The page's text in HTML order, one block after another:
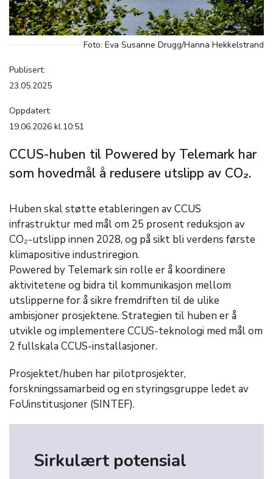
Foto: Eva Susanne Drugg/Hanna Hekkelstrand
Publisert:
23.05.2025
Oppdatert:
19.06.2026 kl.10:51
CCUS-huben til Powered by Telemark har
som hovedmål å redusere utslipp av CO₂.
Huben skal støtte etableringen av CCUS
infrastruktur med mål om 25 prosent reduksjon av
CO₂-utslipp innen 2028, og på sikt bli verdens første
klimapositive industriregion.
Powered by Telemark sin rolle er å koordinere
aktivitetene og bidra til kommunikasjon mellom
utslipperne for å sikre fremdriften til de ulike
ambisjoner prosjektene. Strategien til huben er å
utvikle og implementere CCUS-teknologi med mål om
2 fullskala CCUS-installasjoner.
Prosjektet/huben har pilotprosjekter,
forskningssamarbeid og en styringsgruppe ledet av
FoUinstitusjoner (SINTEF).
Sirkulært potensial